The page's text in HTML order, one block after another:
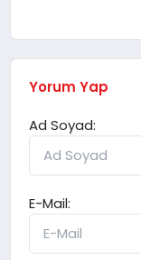
Yorum Yap
Ad Soyad:
E-Mail: